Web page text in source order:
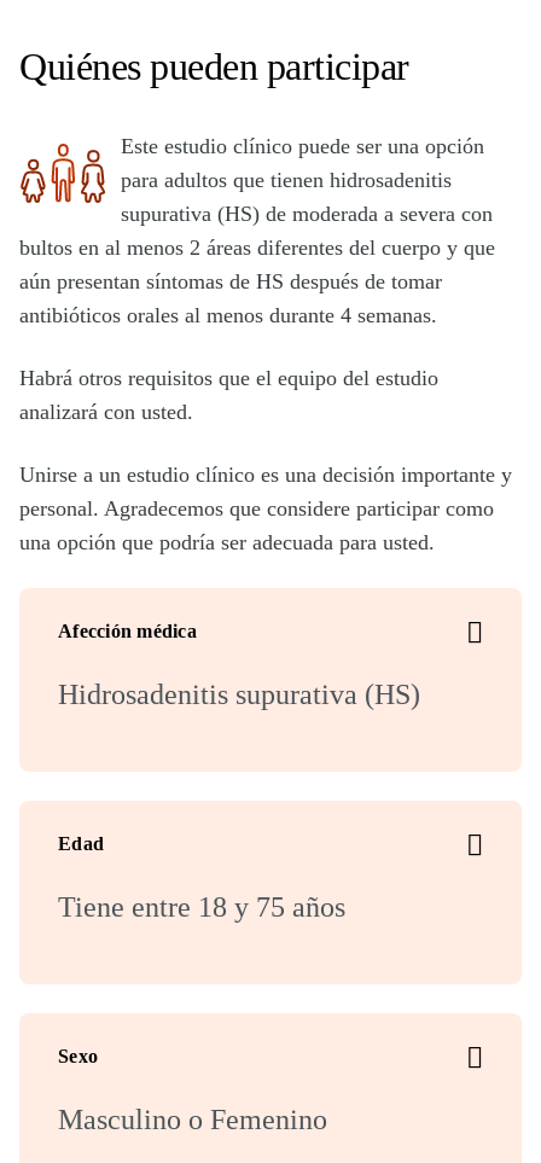
Quiénes pueden participar
Este estudio clínico puede ser una opción
para adultos que tienen hidrosadenitis
supurativa (HS) de moderada a severa con
bultos en al menos 2 áreas diferentes del cuerpo y que
aún presentan síntomas de HS después de tomar
antibióticos orales al menos durante 4 semanas.
Habrá otros requisitos que el equipo del estudio
analizará con usted.
Unirse a un estudio clínico es una decisión importante y
personal. Agradecemos que considere participar como
una opción que podría ser adecuada para usted.
Afección médica
Hidrosadenitis supurativa (HS)
Edad
Tiene entre 18 y 75 años
Sexo
Masculino o Femenino